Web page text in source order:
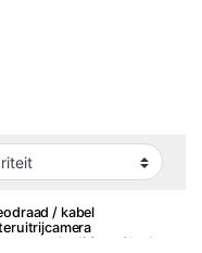
populariteit
/ kabel
Audi Seat Skoda